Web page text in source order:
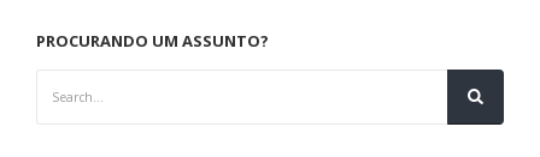
PROCURANDO UM ASSUNTO?